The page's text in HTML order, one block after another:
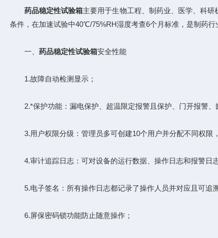
药品稳定性试验箱主要用于生物工程、制药业、医学、科
条件，在加速试验中40℃/75%RH湿度考查6个月标准，是制药
一、 药品稳定性试验箱安全性能
1.故障自动检测显示；
2.*保护功能：漏电保护、超温限定报警且保护、门开报警、
3.用户权限分级：管理员多可创建10个用户并分配不同权限
4.审计追踪日志：可对设备的运行数据、操作日志和报警日
5.电子签名：所有操作日志都记录了操作人员并对应且可追
6.屏保密码锁功能防止随意操作；